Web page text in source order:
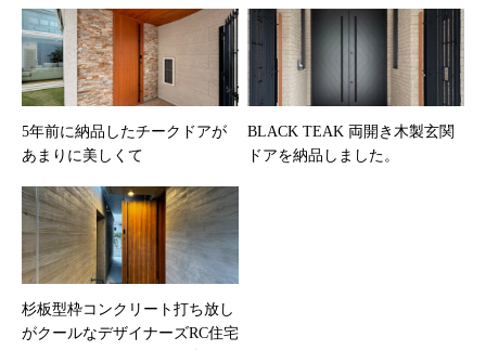
5年前に納品したチークドアが
あまりに美しくて
BLACK TEAK 両開き木製玄関
ドアを納品しました。
杉板型枠コンクリート打ち放し
がクールなデザイナーズRC住宅